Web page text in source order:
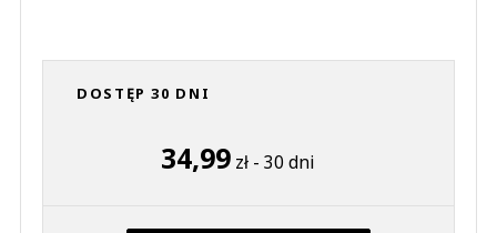
DOSTĘP 30 DNI
34,99 zł - 30 dni